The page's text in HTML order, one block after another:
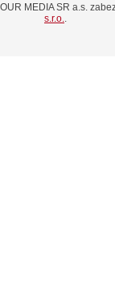
MEDIA SR a.s.
s.r.o..